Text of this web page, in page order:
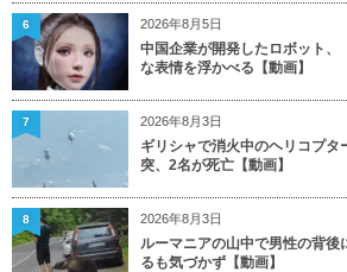
2026年8月5日
中国企業が開発したロボット、
な表情を浮かべる【動画】
6
2026年8月3日
ギリシャで消火中のヘリコプタ
突、2名が死亡【動画】
7
2026年8月3日
ルーマニアの山中で男性の背後
るも気づかず【動画】
8